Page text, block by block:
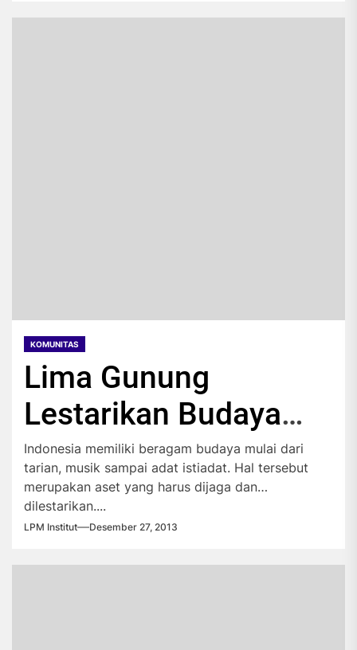
KOMUNITAS
Lima Gunung
Lestarikan Budaya
Bangsa
Indonesia memiliki beragam budaya mulai dari
tarian, musik sampai adat istiadat. Hal tersebut
merupakan aset yang harus dijaga dan
dilestarikan....
LPM Institut Desember 27, 2013